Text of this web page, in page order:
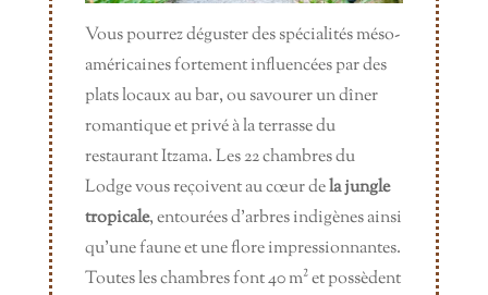
Vous pourrez déguster des spécialités méso-
américaines fortement influencées par des
plats locaux au bar, ou savourer un dîner
romantique et privé à la terrasse du
restaurant Itzama. Les 22 chambres du
Lodge vous reçoivent au cœur dela jungle
tropicale, entourées d’arbres indigènes ainsi
qu’une faune et une flore impressionnantes.
Toutes les chambres font 40 m² et possèdent